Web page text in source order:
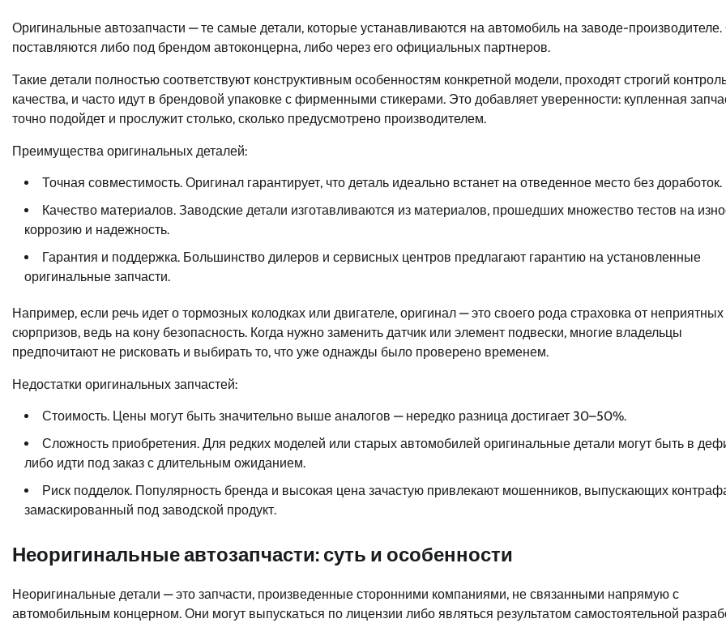
Оригинальные автозапчасти — те самые детали, которые устанавливаются на автомобиль на заводе-
поставляются либо под брендом автоконцерна, либо через его официальных партнеров.
Такие детали полностью соответствуют конструктивным особенностям конкретной модели, проходят строгий
качества, и часто идут в брендовой упаковке с фирменными стикерами. Это добавляет уверенности: купленная
точно подойдет и прослужит столько, сколько предусмотрено производителем.
Преимущества оригинальных деталей:
Точная совместимость. Оригинал гарантирует, что деталь идеально встанет на отведенное место без доработок.
Качество материалов. Заводские детали изготавливаются из материалов, прошедших множество тестов на
коррозию и надежность.
Гарантия и поддержка. Большинство дилеров и сервисных центров предлагают гарантию на установленные
оригинальные запчасти.
Например, если речь идет о тормозных колодках или двигателе, оригинал — это своего рода страховка от неприятных
сюрпризов, ведь на кону безопасность. Когда нужно заменить датчик или элемент подвески, многие владельцы
предпочитают не рисковать и выбирать то, что уже однажды было проверено временем.
Недостатки оригинальных запчастей:
Стоимость. Цены могут быть значительно выше аналогов — нередко разница достигает 30–50%.
Сложность приобретения. Для редких моделей или старых автомобилей оригинальные детали могут быть в
либо идти под заказ с длительным ожиданием.
Риск подделок. Популярность бренда и высокая цена зачастую привлекают мошенников, выпускающих
замаскированный под заводской продукт.
Неоригинальные автозапчасти: суть и особенности
Неоригинальные детали — это запчасти, произведенные сторонними компаниями, не связанными напрямую с
автомобильным концерном. Они могут выпускаться по лицензии либо являться результатом самостоятельной